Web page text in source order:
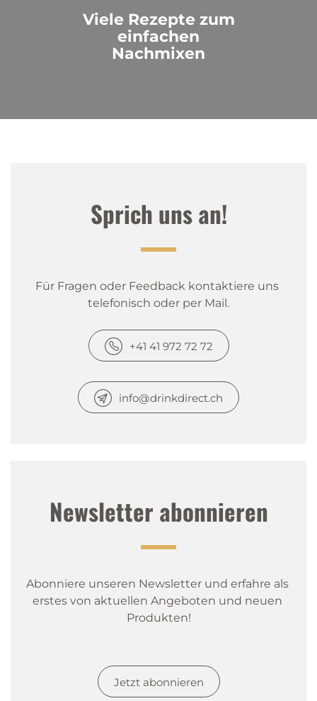
Viele Rezepte zum
einfachen
Nachmixen
Sprich uns an!
Für Fragen oder Feedback kontaktiere uns
telefonisch oder per Mail.
+41 41 972 72 72
info@drinkdirect.ch
Newsletter abonnieren
Abonniere unseren Newsletter und erfahre als
erstes von aktuellen Angeboten und neuen
Produkten!
Jetzt abonnieren